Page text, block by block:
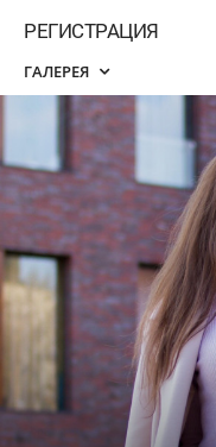
РЕГИСТРАЦИЯ
ГАЛЕРЕЯ